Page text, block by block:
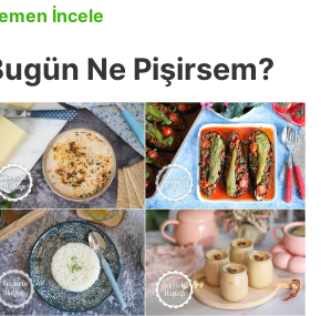
İncele
Ne Pişirsem?